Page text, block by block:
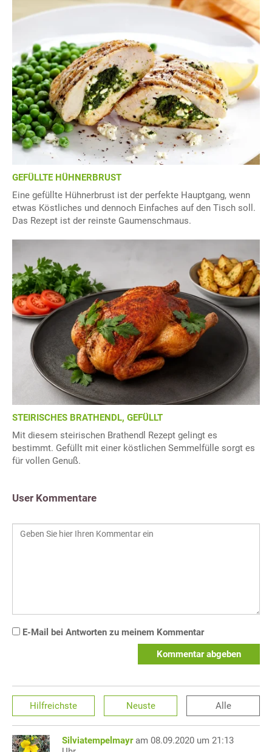
GEFÜLLTE HÜHNERBRUST
Eine gefüllte Hühnerbrust ist der perfekte Hauptgang, wenn
etwas Köstliches und dennoch Einfaches auf den Tisch soll.
Das Rezept ist der reinste Gaumenschmaus.
STEIRISCHES BRATHENDL, GEFÜLLT
Mit diesem steirischen Brathendl Rezept gelingt es
bestimmt. Gefüllt mit einer köstlichen Semmelfülle sorgt es
für vollen Genuß.
User Kommentare
E-Mail bei Antworten zu meinem Kommentar
Kommentar abgeben
Hilfreichste Neuste Alle
Silviatempelmayr am 08.09.2020 um 21:13